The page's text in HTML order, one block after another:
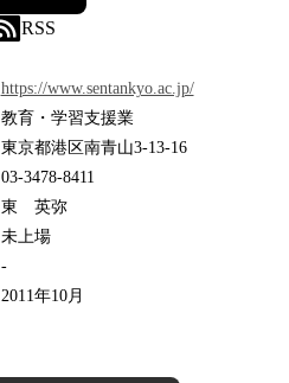
RSS
https://www.sentankyo.ac.jp/
教育・学習支援業
東京都港区南青山3-13-16
03-3478-8411
東 英弥
未上場
-
2011年10月